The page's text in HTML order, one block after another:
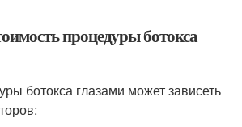
процедуры ботокса
ботокса глазами может зависеть